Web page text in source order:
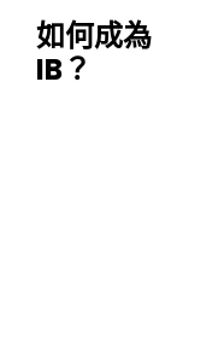
如何成為
IB？